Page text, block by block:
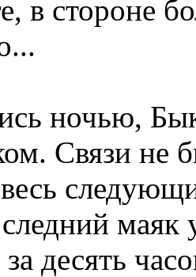
в стороне
ночью,
Связи не
маяк
десять